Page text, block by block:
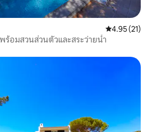
คะแนนเฉลี่ย
4.95 (21)
อมสวนส่วนตัวและสระว่ายน้ำ